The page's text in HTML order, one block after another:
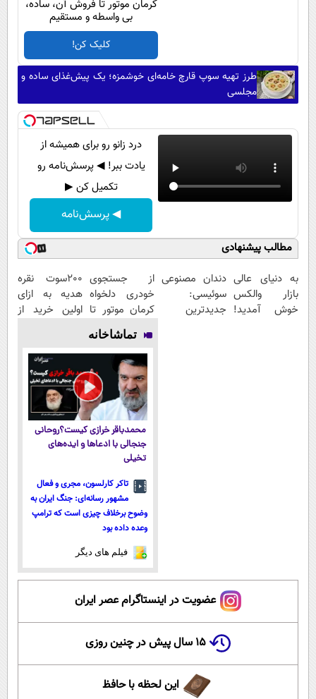
کرمان موتور تا فروش آن، ساده،
بی واسطه و مستقیم
کلیک کن!
طرز تهیه سوپ قارچ خامه‌ای خوشمزه؛ یک پیش‌غذای ساده و
مجلسی
درد زانو رو برای همیشه از
یادت ببر! ◀ پرسش‌نامه رو
تکمیل کن ▶
◀ پرسش‌نامه
مطالب پیشنهادی
به دنیای عالی
بازار والکس
خوش آمدید!
دندان مصنوعی
سوئیسی:
جدیدترین
از جستجوی
خودری دلخواه
کرمان موتور تا
فروش آن،
ساده، بی
واسطه و
مستقیم
200سوت نقره
هدیه به ازای
اولین خرید از
تماشاخانه
محمدباقر خرازی کیست؟روحانی
جنجالی با ادعاها و ایده‌های
تخیلی
تاکر کارلسون، مجری و فعال
مشهور رسانه‌ای: جنگ ایران به
وضوح برخلاف چیزی است که ترامپ
وعده داده بود
فیلم های دیگر
عضویت در اینستاگرام عصر ایران
۱۵ سال پیش در چنین روزی
این لحظه با حافظ